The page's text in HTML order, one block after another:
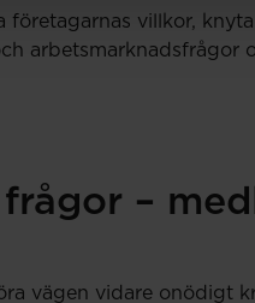
villkor,
arbetsmarknadsfrågor
–
vägen vidare onödigt